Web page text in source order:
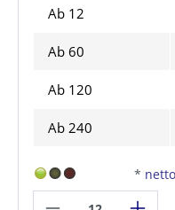
Ab 12
Ab 60
Ab 120
Ab 240
*